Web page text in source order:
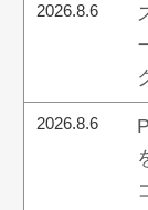
2026.8.6
2026.8.6